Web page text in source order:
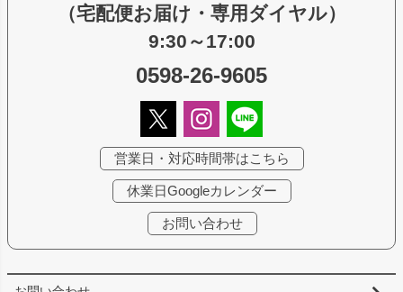
（宅配便お届け・専用ダイヤル）
9:30～17:00
0598-26-9605
営業日・対応時間帯はこちら
休業日Googleカレンダー
お問い合わせ